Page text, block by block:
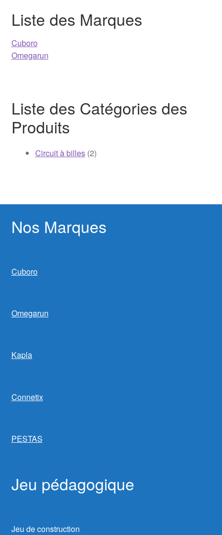
Qui sommes-nous ?
Retours et remboursements
Liste des Marques
Cuboro
Omegarun
Liste des Catégories des
Produits
Circuit à billes 22
Nos Marques
Cuboro
Omegarun
Kapla
Connetix
PESTAS
Jeu pédagogique
Jeu de construction